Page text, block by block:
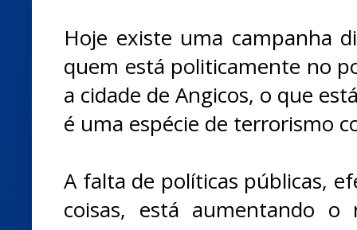
Hoje existe uma campanha
quem está politicamente no
a cidade de Angicos, o que
é uma espécie de terrorismo
A falta de políticas públicas,
coisas, está aumentando o